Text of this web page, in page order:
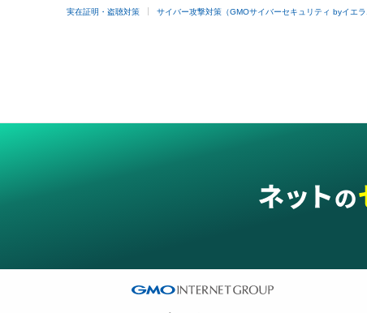
実在証明・盗聴対策 サイバー攻撃対策（GMOサイバーセキュリティ byイエラ